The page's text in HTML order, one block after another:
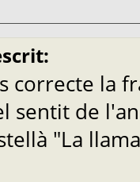
correcte la
sentit de
"La